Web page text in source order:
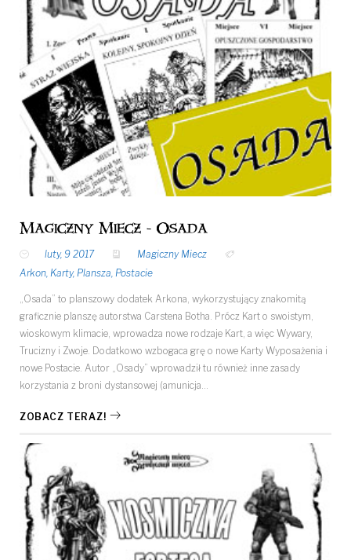
Magiczny Miecz - Osada
luty, 9 2017
Magiczny Miecz
Arkon, Karty, Plansza, Postacie
„Osada” to planszowy dodatek Arkona, wykorzystujący znakomitą
graficznie planszę autorstwa Carstena Botha. Prócz Kart o swoistym,
wioskowym klimacie, wprowadza nowe rodzaje Kart, a więc Wywary,
Trucizny i Zwoje. Dodatkowo wzbogaca grę o nowe Karty Wyposażenia i
nowe Postacie. Autor „Osady” wprowadził tu również inne zasady
korzystania z broni dystansowej (amunicja…
ZOBACZ TERAZ!